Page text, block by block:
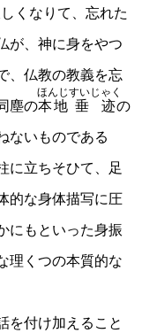
くなりて、忘れた
が、神に身をやつ
、仏教の教義を忘
塵の本地
ほんじ
垂迹
すいじゃく
の
ないものである
に立ちそひて、足
的な身体描写に圧
にもといった身振
理くつの本質的な
を付け加えること